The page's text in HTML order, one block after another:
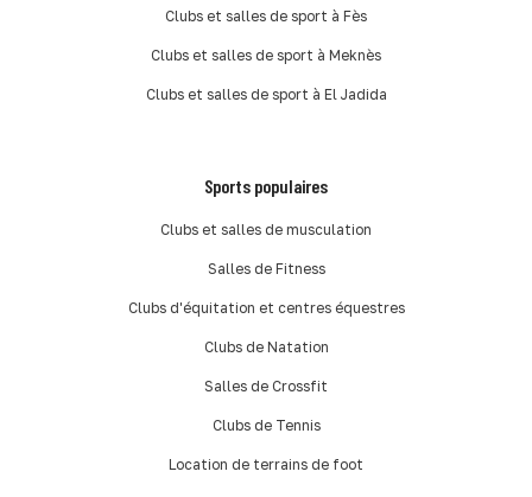
Clubs et salles de sport à Fès
Clubs et salles de sport à Meknès
Clubs et salles de sport à El Jadida
Sports populaires
Clubs et salles de musculation
Salles de Fitness
Clubs d'équitation et centres équestres
Clubs de Natation
Salles de Crossfit
Clubs de Tennis
Location de terrains de foot